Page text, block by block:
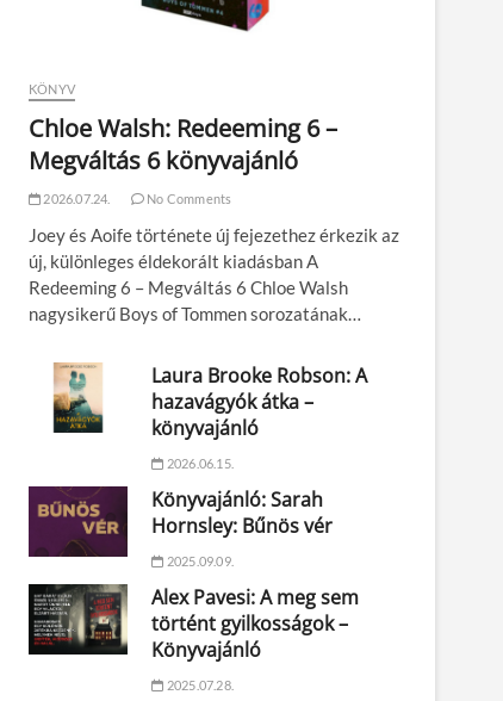
KÖNYV
Chloe Walsh: Redeeming 6 –
Megváltás 6 könyvajánló
2026.07.24. No Comments
Joey és Aoife története új fejezethez érkezik az
új, különleges éldekorált kiadásban A
Redeeming 6 – Megváltás 6 Chloe Walsh
nagysikerű Boys of Tommen sorozatának…
Laura Brooke Robson: A
hazavágyók átka –
könyvajánló
2026.06.15.
Könyvajánló: Sarah
Hornsley: Bűnös vér
2025.09.09.
Alex Pavesi: A meg sem
történt gyilkosságok –
Könyvajánló
2025.07.28.